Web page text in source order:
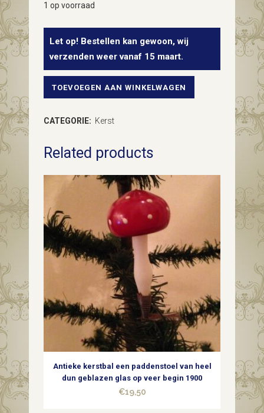
1 op voorraad
Let op! Bestellen kan gewoon, wij
verzenden weer vanaf 15 maart.
Oude
van
dun
glas
wit
1950
quantity
TOEVOEGEN AAN WINKELWAGEN
CATEGORIE: Kerst
Related products
Antieke kerstbal een paddenstoel van heel
dun geblazen glas op veer begin 1900
€19,50